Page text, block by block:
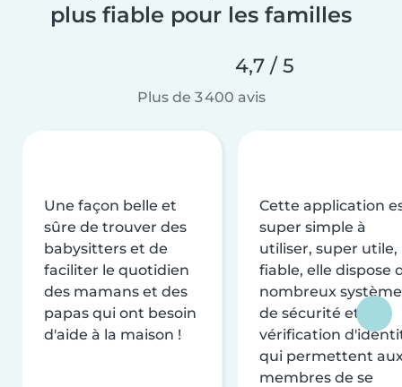
plus fiable pour les familles
4,7 / 5
Plus de 3 400 avis
Une façon belle et
sûre de trouver des
babysitters et de
faciliter le quotidien
des mamans et des
papas qui ont besoin
d'aide à la maison !
Cette application
super simple à
utiliser, super utile,
fiable, elle dispose
nombreux
de sécurité et de
vérification
qui permettent
membres de se